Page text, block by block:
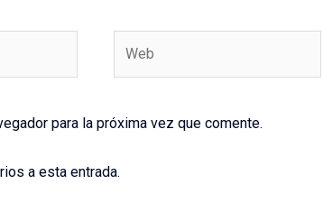
para la próxima vez que comente.
a esta entrada.